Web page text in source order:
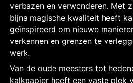
verbazen en verwonderen. Met
bijna magische kwaliteit heeft
geïnspireerd om nieuwe
verkennen en grenzen te
werk.
Van de oude meesters tot
kalkpapier heeft een vaste plek